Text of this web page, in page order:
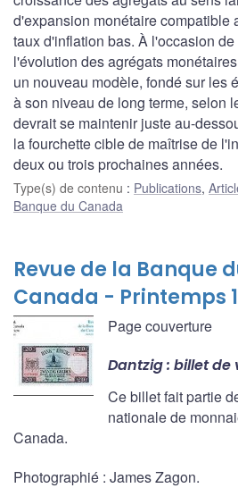
d'expansion monétaire compatible
taux d'inflation bas. À l'occasion
l'évolution des agrégats
un nouveau modèle, fondé sur les
à son niveau de long terme, selon
devrait se maintenir juste au-
la fourchette cible de maîtrise de
deux ou trois prochaines années.
Type(s) de contenu : Publications,
Banque du Canada
Revue de la Banque
Canada - Printemps
Page couverture
Dantzig : billet de
Ce billet fait partie
nationale de
Canada.
Photographié : James Zagon.